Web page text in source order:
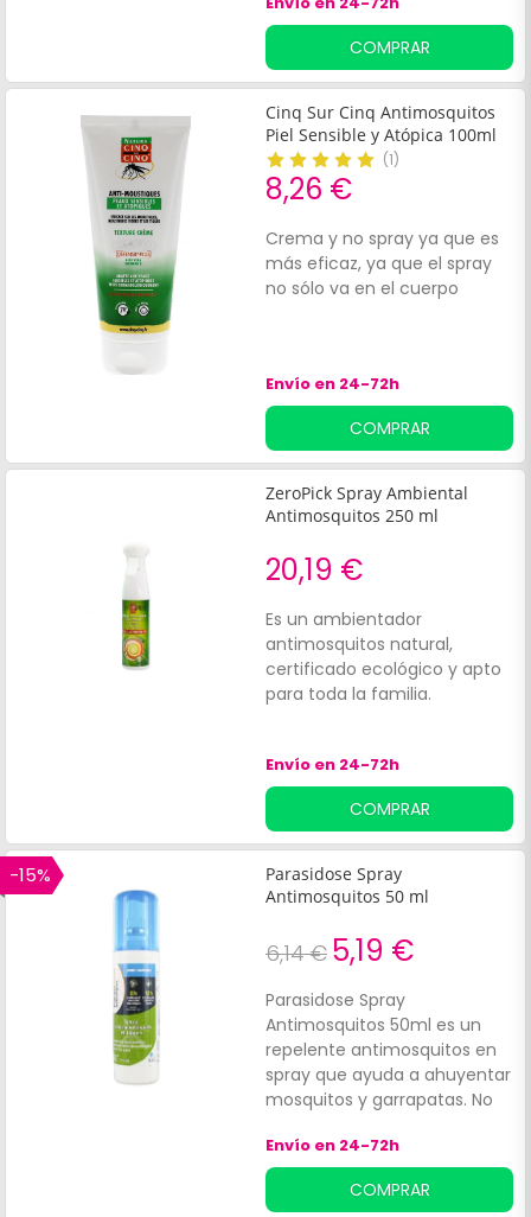
impermeable y recargable,
con dos almohadillas activas
que se colocan bajo la red
protectora de la muñequera.
Contiene 2 placas que
ofrecen una protección de 1
mes (2 x 15 días).'
COMPRAR
Cinq Sur Cinq Antimosquitos
Piel Sensible y Atópica 100ml
(1)
8,26 €
Crema y no spray ya que es
más eficaz, ya que el spray
no sólo va en el cuerpo
Envío en 24-72h
COMPRAR
ZeroPick Spray Ambiental
Antimosquitos 250 ml
20,19 €
Es un ambientador
antimosquitos natural,
certificado ecológico y apto
para toda la familia.
Envío en 24-72h
COMPRAR
-15%
Parasidose Spray
Antimosquitos 50 ml
6,14 € 5,19 €
Parasidose Spray
Antimosquitos 50ml es un
repelente antimosquitos en
spray que ayuda a ahuyentar
mosquitos y garrapatas. No
zonas tropicales. Contiene
50ml.
Envío en 24-72h
COMPRAR